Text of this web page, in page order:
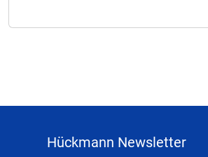
Hückmann Newsletter